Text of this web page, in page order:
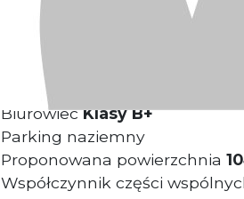
Prowizje dla biura pokrywa
Kompleks biurowy
BiurowiecKlasy B+
Parking naziemny
Proponowana powierzchnia
Współczynnik części